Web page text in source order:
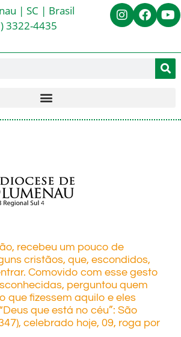
| SC | Brasil
3322-4435
recebeu um pouco de
cristãos, que, escondidos,
Comovido com esse gesto
perguntou quem
que fizessem aquilo e eles
que está no céu”: São
celebrado hoje, 09, roga por